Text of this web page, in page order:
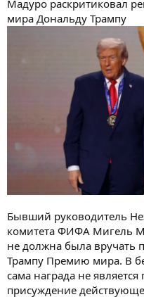
Мадуро раскритиковал
мира Дональду Трампу
Бывший руководитель
комитета ФИФА Мигель
не должна была вручать
Трампу Премию мира. В
сама награда не
присуждение